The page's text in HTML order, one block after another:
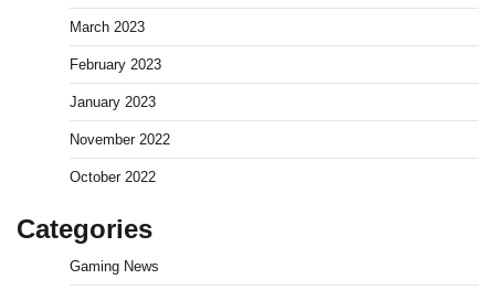
March 2023
February 2023
January 2023
November 2022
October 2022
Categories
Gaming News